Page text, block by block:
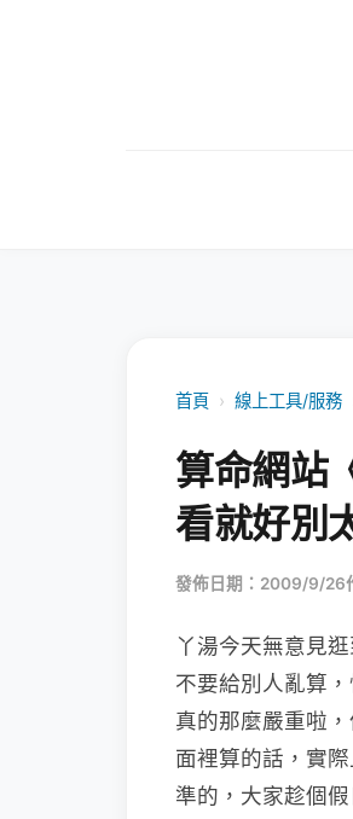
首頁 › 線上工具/服務
算命網站
看就好別
發佈日期：2009/9/26
丫湯今天無意見
不要給別人亂算
真的那麼嚴重啦
面裡算的話，實
準的，大家趁個